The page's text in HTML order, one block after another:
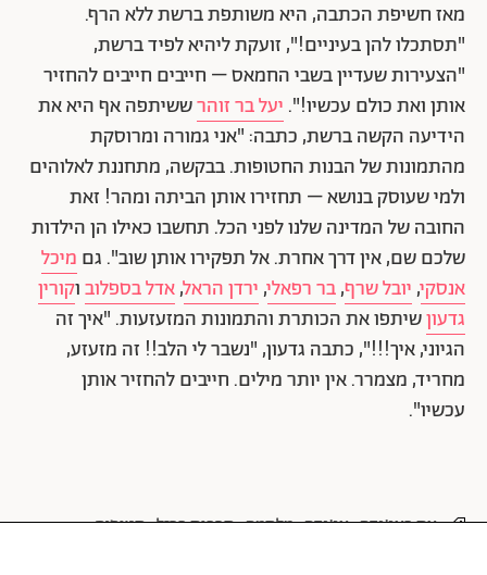
מאז חשיפת הכתבה, היא משותפת ברשת ללא הרף.
"תסתכלו להן בעיניים!", זועקת ליהיא לפיד ברשת,
"הצעירות שעדיין בשבי החמאס – חייבים חייבים להחזיר
אותן ואת כולם עכשיו!". יעל בר זוהרששיתפה אף היא את
הידיעה הקשה ברשת, כתבה: "אני גמורה ומרוסקת
מהתמונות של הבנות החטופות. בבקשה, מתחננת לאלוהים
ולמי שעוסק בנושא – תחזירו אותן הביתה ומהר! זאת
החובה של המדינה שלנו לפני הכל. תחשבו כאילו הן הילדות
שלכם שם, אין דרך אחרת. אל תפקירו אותן שוב". גם מיכל
אנסקי,יובל שרף,בר רפאלי,ירדן הראל,אדל בספלובוקורין
גדעוןשיתפו את הכותרת והתמונות המזעזעות. "איך זה
הגיוני, איך!!!", כתבה גדעון, "נשבר לי הלב!! זה מזעזע,
מחריד, מצמרר. אין יותר מילים. חייבים להחזיר אותן
עכשיו".
את באג'נדה אג'נדה מלחמה חרבות ברזל חטופים